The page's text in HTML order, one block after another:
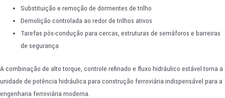
Substituição e remoção de dormentes de trilho
Demolição controlada ao redor de trilhos ativos
Tarefas pós-condução para cercas, estruturas de semáforos e barreiras
de segurança
A combinação de alto torque, controle refinado e fluxo hidráulico estável torna a
unidade de potência hidráulica para construção ferroviária indispensável para a
engenharia ferroviária moderna.